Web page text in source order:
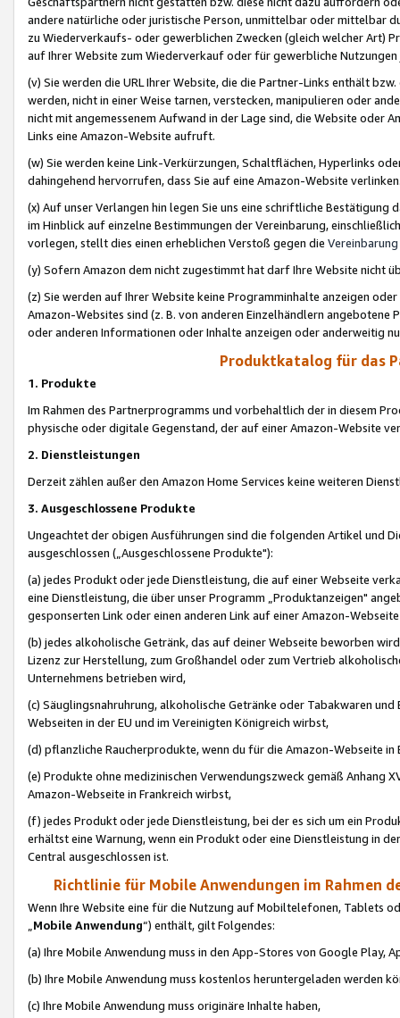
andere natürliche oder juristische Person, unmittelbar oder mittelbar
zu Wiederverkaufs- oder gewerblichen Zwecken (gleich welcher Art)
auf Ihrer Website zum Wiederverkauf oder für gewerbliche
(v) Sie werden die URL Ihrer Website, die die Partner-Links enthält
werden, nicht in einer Weise tarnen, verstecken, manipulieren oder
nicht mit angemessenem Aufwand in der Lage sind, die Website oder
Links eine Amazon-Website aufruft.
(w) Sie werden keine Link-Verkürzungen, Schaltflächen, Hyperlinks
dahingehend hervorrufen, dass Sie auf eine Amazon-Website
(x) Auf unser Verlangen hin legen Sie uns eine schriftliche
im Hinblick auf einzelne Bestimmungen der Vereinbarung,
vorlegen, stellt dies einen erheblichen Verstoß gegen die Vereinbarung
(y) Sofern Amazon dem nicht zugestimmt hat darf Ihre Website nicht
(z) Sie werden auf Ihrer Website keine Programminhalte anzeigen
Amazon-Websites sind (z. B. von anderen Einzelhändlern
oder anderen Informationen oder Inhalte anzeigen oder anderweitig
Produktkatalog für das
1. Produkte
Im Rahmen des Partnerprogramms und vorbehaltlich der in diesem
physische oder digitale Gegenstand, der auf einer Amazon-Website
2. Dienstleistungen
Derzeit zählen außer den Amazon Home Services keine weiteren
3. Ausgeschlossene Produkte
Ungeachtet der obigen Ausführungen sind die folgenden Artikel und
ausgeschlossen („Ausgeschlossene Produkte"):
(a) jedes Produkt oder jede Dienstleistung, die auf einer Webseite
eine Dienstleistung, die über unser Programm „Produktanzeigen"
gesponserten Link oder einen anderen Link auf einer Amazon-
(b) jedes alkoholische Getränk, das auf deiner Webseite beworben
Lizenz zur Herstellung, zum Großhandel oder zum Vertrieb
Unternehmens betrieben wird,
(c) Säuglingsnahruhrung, alkoholische Getränke oder Tabakwaren
Webseiten in der EU und im Vereinigten Königreich wirbst,
(d) pflanzliche Raucherprodukte, wenn du für die Amazon-Webseite in
(e) Produkte ohne medizinischen Verwendungszweck gemäß Anhang
Amazon-Webseite in Frankreich wirbst,
(f) jedes Produkt oder jede Dienstleistung, bei der es sich um ein
erhältst eine Warnung, wenn ein Produkt oder eine Dienstleistung in
Central ausgeschlossen ist.
Richtlinie für Mobile Anwendungen im Rahmen
Wenn Ihre Website eine für die Nutzung auf Mobiltelefonen, Tablets
„Mobile Anwendung“) enthält, gilt Folgendes:
(a) Ihre Mobile Anwendung muss in den App-Stores von Google Play,
(b) Ihre Mobile Anwendung muss kostenlos heruntergeladen werden
(c) Ihre Mobile Anwendung muss originäre Inhalte haben,